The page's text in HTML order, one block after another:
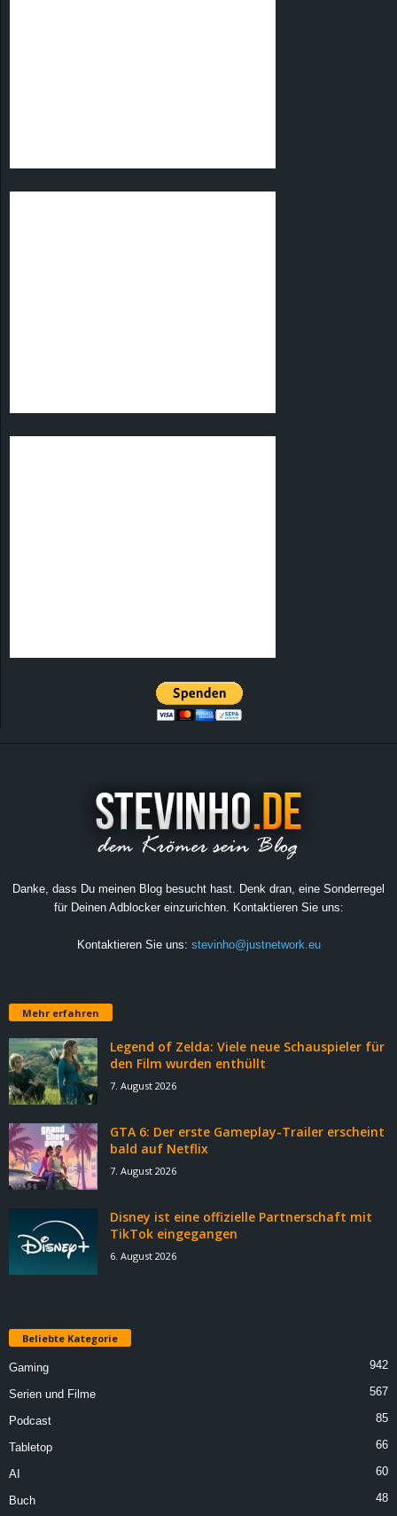
Danke, dass Du meinen Blog besucht hast. Denk dran, eine Sonderregel
für Deinen Adblocker einzurichten. Kontaktieren Sie uns:
Kontaktieren Sie uns: stevinho@justnetwork.eu
Mehr erfahren
Legend of Zelda: Viele neue Schauspieler für
den Film wurden enthüllt
7. August 2026
GTA 6: Der erste Gameplay-Trailer erscheint
bald auf Netflix
7. August 2026
Disney ist eine offizielle Partnerschaft mit
TikTok eingegangen
6. August 2026
Beliebte Kategorie
Gaming 942
Serien und Filme 567
Podcast 85
Tabletop 66
AI 60
Buch 48